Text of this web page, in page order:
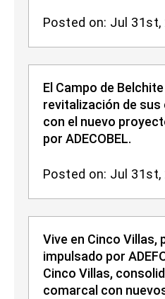
Posted on: Jul 31st,
El Campo de
revitalización de
con el nuevo
por ADECOBEL.
Posted on: Jul 31st,
Vive en Cinco Villas,
impulsado por
Cinco Villas,
comarcal con